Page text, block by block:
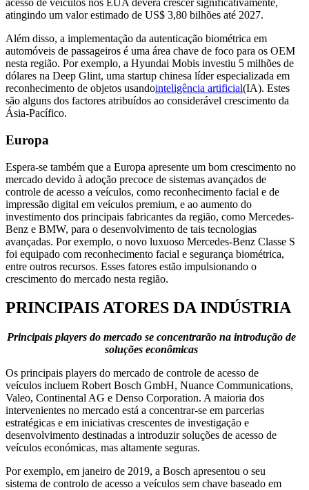
acesso de veículos nos EUA deverá crescer significativamente,
atingindo um valor estimado de US$ 3,80 bilhões até 2027.
Além disso, a implementação da autenticação biométrica em
automóveis de passageiros é uma área chave de foco para os OEM
nesta região. Por exemplo, a Hyundai Mobis investiu 5 milhões de
dólares na Deep Glint, uma startup chinesa líder especializada em
reconhecimento de objetos usandointeligência artificial(IA). Estes
são alguns dos factores atribuídos ao considerável crescimento da
Ásia-Pacífico.
Europa
Espera-se também que a Europa apresente um bom crescimento no
mercado devido à adoção precoce de sistemas avançados de
controle de acesso a veículos, como reconhecimento facial e de
impressão digital em veículos premium, e ao aumento do
investimento dos principais fabricantes da região, como Mercedes-
Benz e BMW, para o desenvolvimento de tais tecnologias
avançadas. Por exemplo, o novo luxuoso Mercedes-Benz Classe S
foi equipado com reconhecimento facial e segurança biométrica,
entre outros recursos. Esses fatores estão impulsionando o
crescimento do mercado nesta região.
PRINCIPAIS ATORES DA INDÚSTRIA
Principais players do mercado se concentrarão na introdução de
soluções econômicas
Os principais players do mercado de controle de acesso de
veículos incluem Robert Bosch GmbH, Nuance Communications,
Valeo, Continental AG e Denso Corporation. A maioria dos
intervenientes no mercado está a concentrar-se em parcerias
estratégicas e em iniciativas crescentes de investigação e
desenvolvimento destinadas a introduzir soluções de acesso de
veículos económicas, mas altamente seguras.
Por exemplo, em janeiro de 2019, a Bosch apresentou o seu
sistema de controlo de acesso a veículos sem chave baseado em